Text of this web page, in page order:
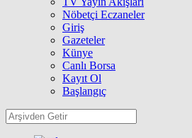
Nöbetçi Eczaneler
Giriş
Gazeteler
Künye
Canlı Borsa
Kayıt Ol
Başlangıç